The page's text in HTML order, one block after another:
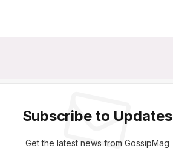
Subscribe to Updates
Get the latest news from GossipMag